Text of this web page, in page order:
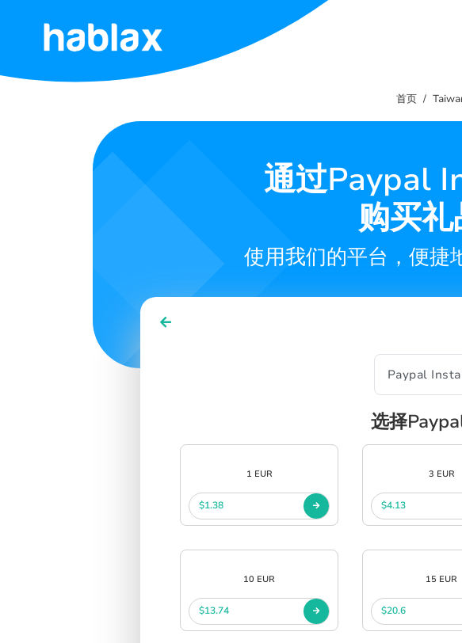
首
首页
通过Paypal
购买礼
使用我们的平台，便捷
选择
1 EUR
$1.38
3 EUR
$4.13
10 EUR
$13.74
15 EUR
$20.6